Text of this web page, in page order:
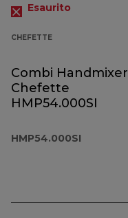
Esaurito
CHEFETTE
Combi Handmixer
Chefette
HMP54.000SI
HMP54.000SI